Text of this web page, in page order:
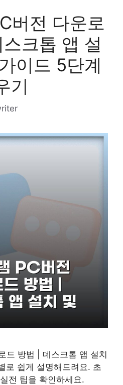
버전 다운로
크톱 앱 설
이드 5단계
기
드 방법 | 데스크톱 앱 설치
로 쉽게 설명해드려요. 초
전 팁을 확인하세요.